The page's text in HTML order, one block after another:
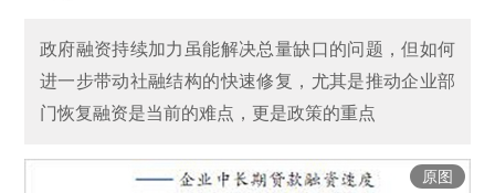
政府融资持续加力虽能解决总量缺口的问题，但如何
进一步带动社融结构的快速修复，尤其是推动企业部
门恢复融资是当前的难点，更是政策的重点
原图